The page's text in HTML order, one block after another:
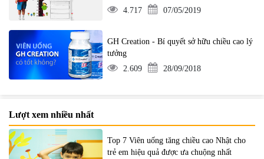
4.717
07/05/2019
GH Creation - Bí quyết sở hữu chiều cao lý
tưởng
2.609
28/09/2018
Lượt xem nhiều nhất
Top 7 Viên uống tăng chiều cao Nhật cho
trẻ em hiệu quả được ưa chuộng nhất